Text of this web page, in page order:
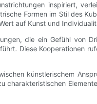
inspiriert,
Formen im Stil des
auf Kunst und
die ein Gefühl von
Diese Kooperationen
künstlerischem
charakteristischen